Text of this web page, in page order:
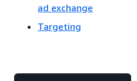
ad exchange
Targeting